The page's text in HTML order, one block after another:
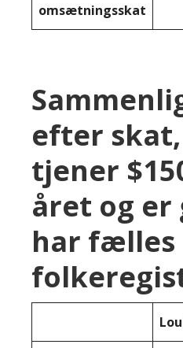
omsætningsskat
efter
tjener
året og er
har fælles